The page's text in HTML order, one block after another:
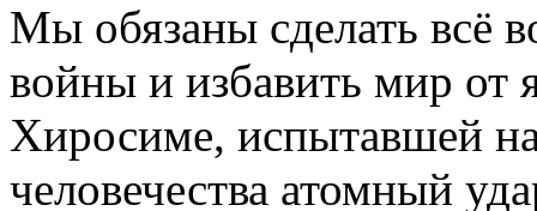
Мы обязаны сделать всё
войны и избавить мир от
Хиросиме, испытавшей
человечества атомный